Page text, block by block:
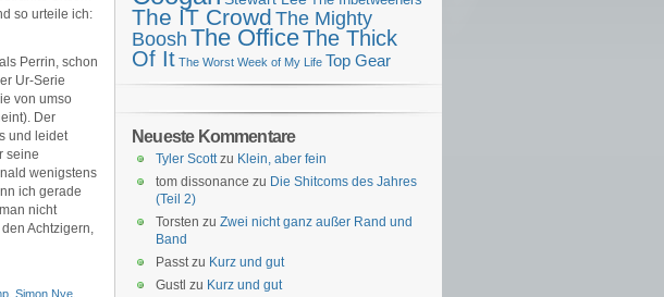
so urteile ich:
Perrin, schon
Ur-Serie
von umso
Der
und leidet
seine
wenigstens
ich gerade
nicht
Achtzigern,
Simon Nye
The IT Crowd The Mighty
Boosh The OfficeThe Thick
Of It The Worst Week of My Life Top Gear
Neueste Kommentare
Tyler Scottzu Klein, aber fein
tom dissonance zu Die Shitcoms des Jahres
(Teil 2)
Torsten zu Zwei nicht ganz außer Rand und
Band
Passtzu Kurz und gut
Gustl zu Kurz und gut